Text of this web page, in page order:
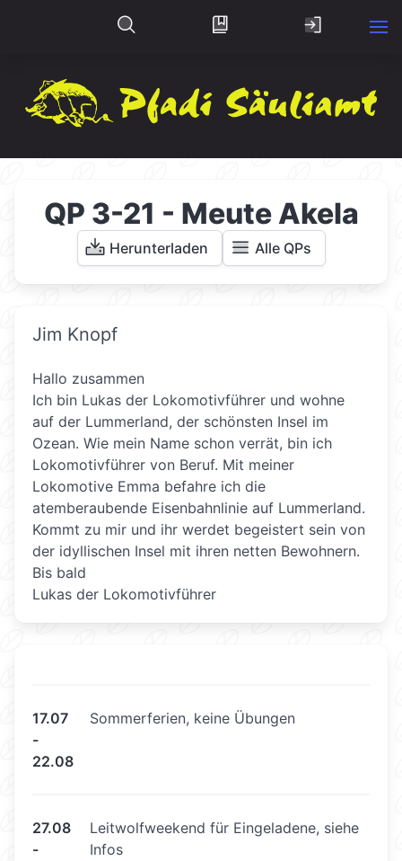
QP 3-21 - Meute Akela
Herunterladen Alle QPs
Jim Knopf
Hallo zusammen
Ich bin Lukas der Lokomotivführer und wohne
auf der Lummerland, der schönsten Insel im
Ozean. Wie mein Name schon verrät, bin ich
Lokomotivführer von Beruf. Mit meiner
Lokomotive Emma befahre ich die
atemberaubende Eisenbahnlinie auf Lummerland.
Kommt zu mir und ihr werdet begeistert sein von
der idyllischen Insel mit ihren netten Bewohnern.
Bis bald
Lukas der Lokomotivführer
17.07
-
22.08
Sommerferien, keine Übungen
27.08
-
Leitwolfweekend für Eingeladene, siehe
Infos